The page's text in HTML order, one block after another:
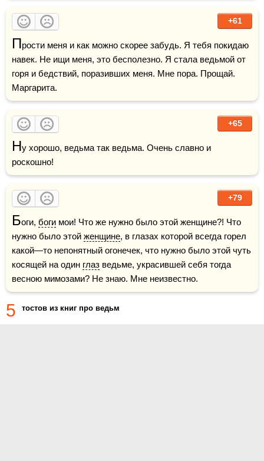
+61
Прости меня и как можно скорее забудь. Я тебя покидаю
навек. Не ищи меня, это бесполезно. Я стала ведьмой от
горя и бедствий, поразивших меня. Мне пора. Прощай.
Маргарита.
+65
Ну хорошо, ведьма так ведьма. Очень славно и
роскошно!
+79
Боги, боги мои! Что же нужно было этой женщине?! Что
нужно было этой женщине, в глазах которой всегда горел
какой—то непонятный огонечек, что нужно было этой чуть
косящей на один глаз ведьме, украсившей себя тогда
весною мимозами? Не знаю. Мне неизвестно.
5 тостов из книг про ведьм